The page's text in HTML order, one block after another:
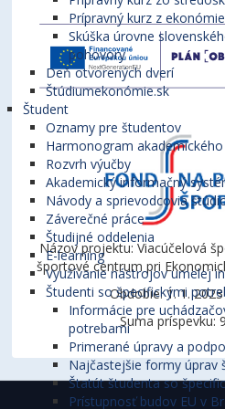
Prípravný kurz z
Skúška úrovne
pohovory
Deň otvorených dverí
Štúdiumekonómie.sk
Študent
Oznamy pre študentov
Harmonogram
Rozvrh výučby
Akademický informačný
Návody a sprievodcovia
Záverečné práce
Študijné oddelenia
E-learning
Využívanie nástrojov umelej
Študenti so špecifickými
Informácie pre
potrebami
Primerané úpravy a
Najčastejšie formy úprav
Štatút študenta so
Prístupnosť budov EU v
Názov projektu: Viacúčelová
športové centrum pri
Obdobie: 1. 1.
Suma príspevku: